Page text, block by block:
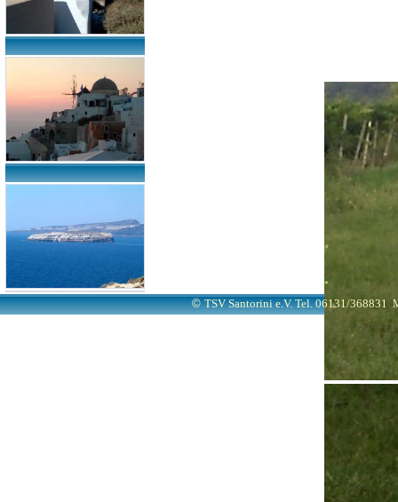
©TSV Santorini e.V. Tel. 06131/368831